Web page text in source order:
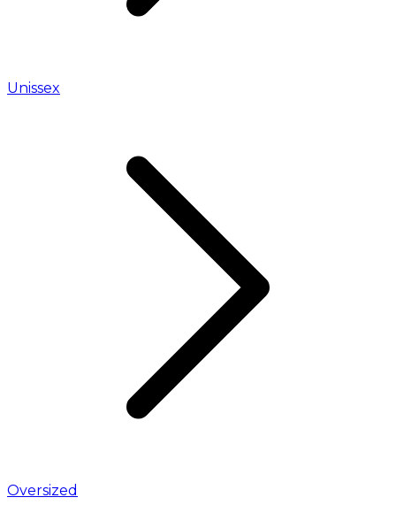
Unissex
Oversized